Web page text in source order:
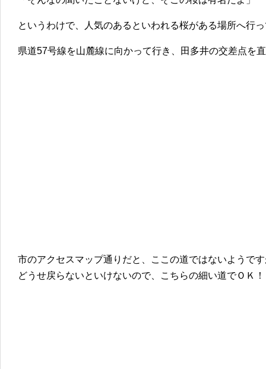
というわけで、人気のあるといわれる桜がある場所へ行
県道57号線を山麓線に向かって行き、田多井の交差点を
市のアクセスマップ通りだと、ここの道ではないようで
どうせ戻らないといけないので、こちらの細い道でＯＫ